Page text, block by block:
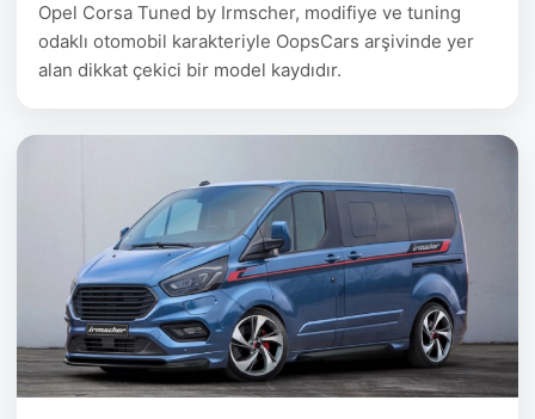
Opel Corsa Tuned by Irmscher, modifiye ve tuning
odaklı otomobil karakteriyle OopsCars arşivinde yer
alan dikkat çekici bir model kaydıdır.